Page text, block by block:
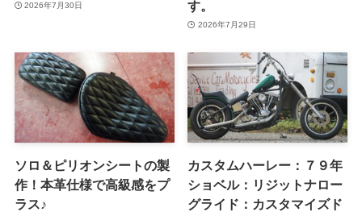
2026年7月30日
す。
2026年7月29日
ソロ＆ピリオンシートの製
作！本革仕様で高級感をプ
ラス♪
カスタムハーレー：７９年
ショベル：リジットナロー
グライド：カスタマイズド